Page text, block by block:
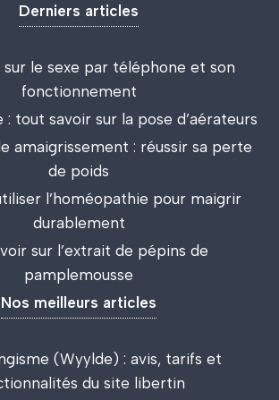
Derniers articles
sur le sexe par téléphone et son
fonctionnement
: tout savoir sur la pose d’aérateurs
amaigrissement : réussir sa perte
de poids
l’homéopathie pour maigrir
durablement
sur l’extrait de pépins de
pamplemousse
Nos meilleurs articles
(Wyylde) : avis, tarifs et
du site libertin